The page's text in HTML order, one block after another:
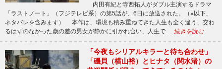
内田有紀と寺西拓人がダブル主演するドラマ
「ラストノート」（フジテレビ系）の第5話が、6日に放送された。（※以下、
ネタバレを含みます） 本作は、環境も積み重ねてきた人生も全く違う、交わ
るはずのなかった歳の差の男女が静かに引かれ合い、人生で … 続きを読む
「今夜もシリアルキラーと待ち合わせ」
「磯貝（横山裕）とヒナタ（関水渚）の